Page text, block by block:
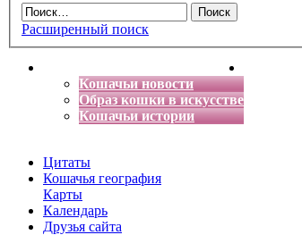
Расширенный поиск
Кошачьи новости
Образ кошки в искусстве
Кошачьи истории
Цитаты
Кошачья география
Карты
Календарь
Друзья сайта